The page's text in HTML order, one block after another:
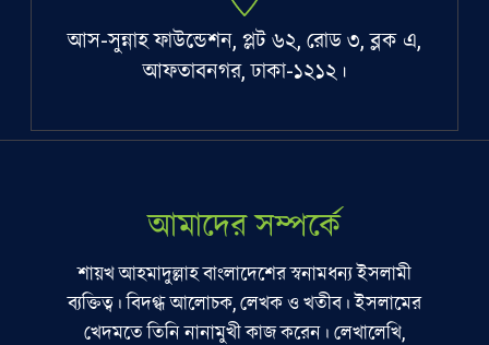
আস-সুন্নাহ ফাউন্ডেশন, প্লট ৬২, রোড ৩, ব্লক এ,
আফতাবনগর, ঢাকা-১২১২।
আমাদের সম্পর্কে
শায়খ আহমাদুল্লাহ বাংলাদেশের স্বনামধন্য ইসলামী
ব্যক্তিত্ব। বিদগ্ধ আলোচক, লেখক ও খতীব। ইসলামের
খেদমতে তিনি নানামুখী কাজ করেন। লেখালেখি,